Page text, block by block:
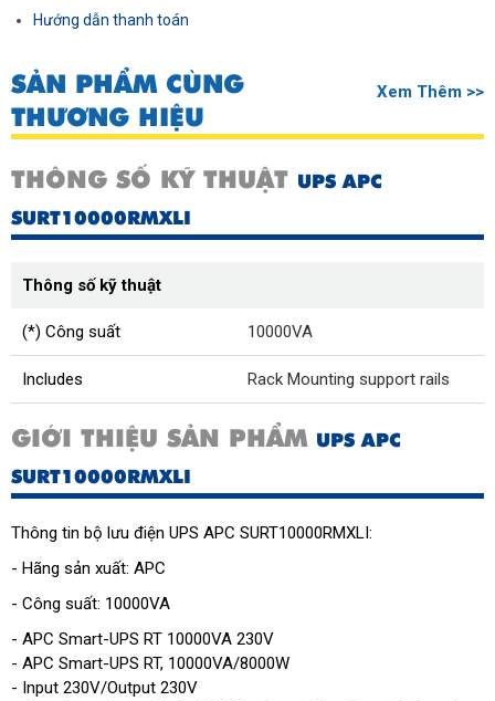
Hướng dẫn thanh toán
SẢN PHẨM CÙNG
THƯƠNG HIỆU
Xem Thêm >>
THÔNG SỐ KỸ THUẬT UPS APC
SURT10000RMXLI
Thông số kỹ thuật
(*) Công suất 10000VA
Includes Rack Mounting support rails
GIỚI THIỆU SẢN PHẨM UPS APC
SURT10000RMXLI
Thông tin bộ lưu điện UPS APC SURT10000RMXLI:
- Hãng sản xuất: APC
- Công suất: 10000VA
- APC Smart-UPS RT 10000VA 230V
- APC Smart-UPS RT, 10000VA/8000W
- Input 230V/Output 230V